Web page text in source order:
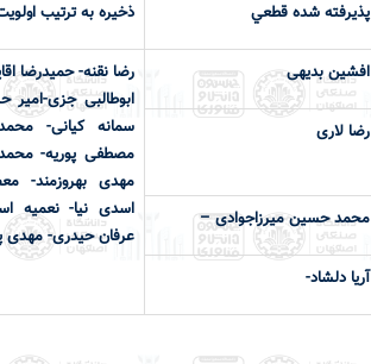
پذيرفته شده قطعي ذخيره به ترتيب
افشین بدیهی
رضا نقنه- حمیدرضا
ابوطالبی جزی-امير
سمانه کیانی-
مصطفی پوریه-
مهدی بهروزمند-
اسدی نیا- نعمیه
عرفان حیدری- مهدی
رضا لاری
محمد حسین میرزاجوادی –
آریا دلشاد-